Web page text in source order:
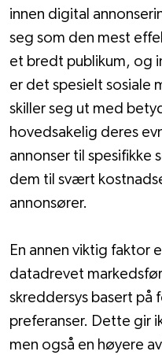
innen digital
seg som den mest
et bredt publikum, og
er det spesielt sosiale
skiller seg ut med
hovedsakelig deres
annonser til spesifikke
dem til svært
annonsører.
En annen viktig faktor
datadrevet
skreddersys basert på
preferanser. Dette gir
men også en høyere